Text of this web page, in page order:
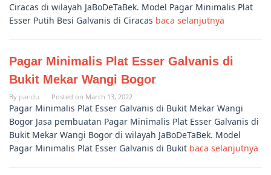
Ciracas di wilayah JaBoDeTaBek. Model Pagar Minimalis Plat
Esser Putih Besi Galvanis di Ciracas baca selanjutnya
Pagar Minimalis Plat Esser Galvanis di
Bukit Mekar Wangi Bogor
By pandu Posted on March 13, 2022
Pagar Minimalis Plat Esser Galvanis di Bukit Mekar Wangi
Bogor Jasa pembuatan Pagar Minimalis Plat Esser Galvanis di
Bukit Mekar Wangi Bogor di wilayah JaBoDeTaBek. Model
Pagar Minimalis Plat Esser Galvanis di Bukit baca selanjutnya